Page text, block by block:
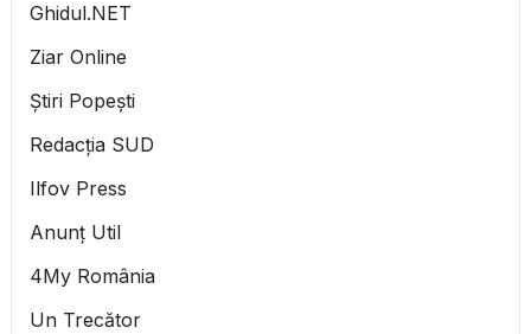
Ghidul.NET
Ziar Online
Știri Popești
Redacția SUD
Ilfov Press
Anunț Util
4My România
Un Trecător